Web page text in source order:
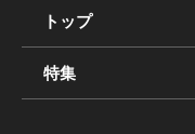
トップ
特集